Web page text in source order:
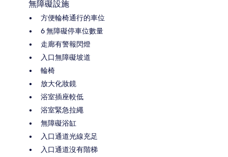
無障礙設施
方便輪椅通行的車位
6 無障礙停車位數量
走廊有警報閃燈
入口無障礙坡道
輪椅
放大化妝鏡
浴室插座較低
浴室緊急拉繩
無障礙浴缸
入口通道光線充足
入口通道沒有階梯